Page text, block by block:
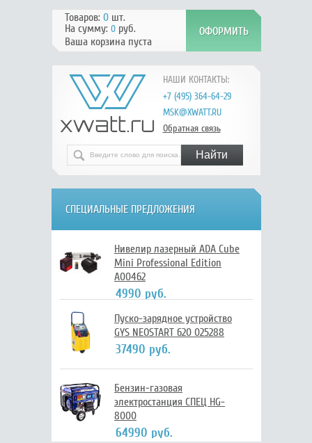
НАШИ КОНТАКТЫ:
+7 (495) 364-64-29
MSK@XWATT.RU
Обратная связь
Товаров: 0шт.
На сумму: 0руб.
Ваша корзина пуста
СПЕЦИАЛЬНЫЕ ПРЕДЛОЖЕНИЯ
Нивелир лазерный ADA Cube
Mini Professional Edition
А00462
4990 руб.
Пуско-зарядное устройство
GYS NEOSTART 620 025288
37490 руб.
Бензин-газовая
электростанция СПЕЦ HG-
8000
64990 руб.